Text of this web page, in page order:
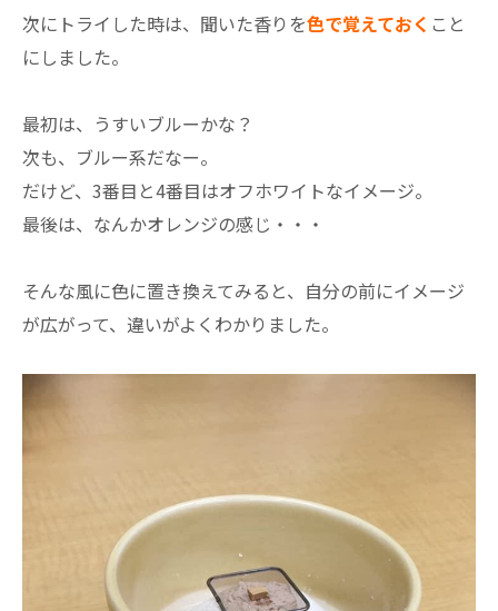
次にトライした時は、聞いた香りを色で覚えておく こと
にしました。
最初は、うすいブルーかな？
次も、ブルー系だなー。
だけど、3番目と4番目はオフホワイトなイメージ。
最後は、なんかオレンジの感じ・・・
そんな風に色に置き換えてみると、自分の前にイメージ
が広がって、違いがよくわかりました。